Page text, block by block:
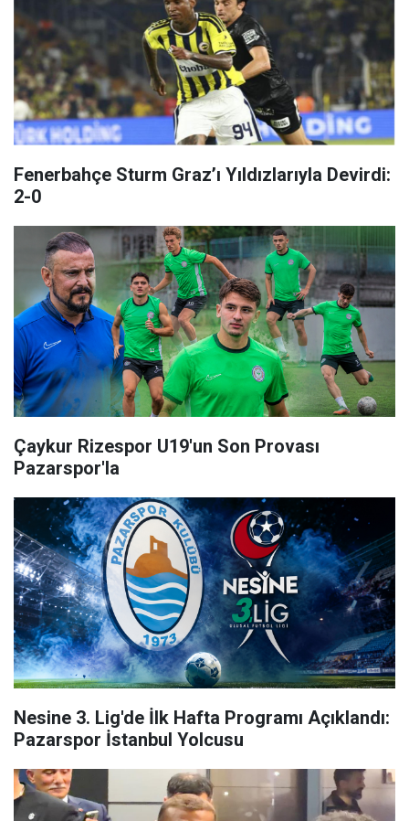
Fenerbahçe Sturm Graz’ı Yıldızlarıyla Devirdi:
2-0
Çaykur Rizespor U19'un Son Provası
Pazarspor'la
Nesine 3. Lig'de İlk Hafta Programı Açıklandı:
Pazarspor İstanbul Yolcusu